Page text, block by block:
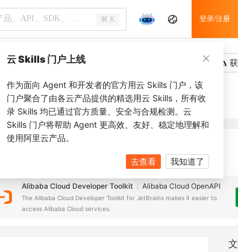
⌘ K 登录/注册
凭证
安装之前，确保已创建JetBrains IDE
Alibaba Cloud Developer Toolkit Alibaba Cloud OpenAPI
The Alibaba Cloud Developer Toolkit for JetBrains makes it easier to
access Alibaba Cloud services.
云 Skills 门户上线
作为面向 Agent 和开发者的官方用云 Skills 门户，该
门户聚合了由各云产品提供的精选用云 Skills，所有收
录 Skills 均已通过官方质量、安全与合规检测。云
Skills 门户将帮助 Agent 更高效、友好、稳定地理解和
使用阿里云产品。
去查看 我知道了